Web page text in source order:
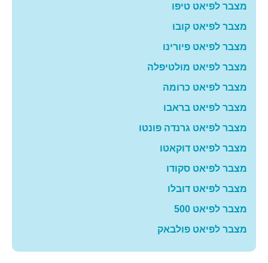
מצבר לפיאט טיפו
מצבר לפיאט קובו
מצבר לפיאט פיורינו
מצבר לפיאט מולטיפלה
מצבר לפיאט כרומה
מצבר לפיאט בראבו
מצבר לפיאט גרנדה פונטו
מצבר לפיאט דוקאטו
מצבר לפיאט סקודו
מצבר לפיאט דובלו
מצבר לפיאט 500
מצבר לפיאט פולבאק